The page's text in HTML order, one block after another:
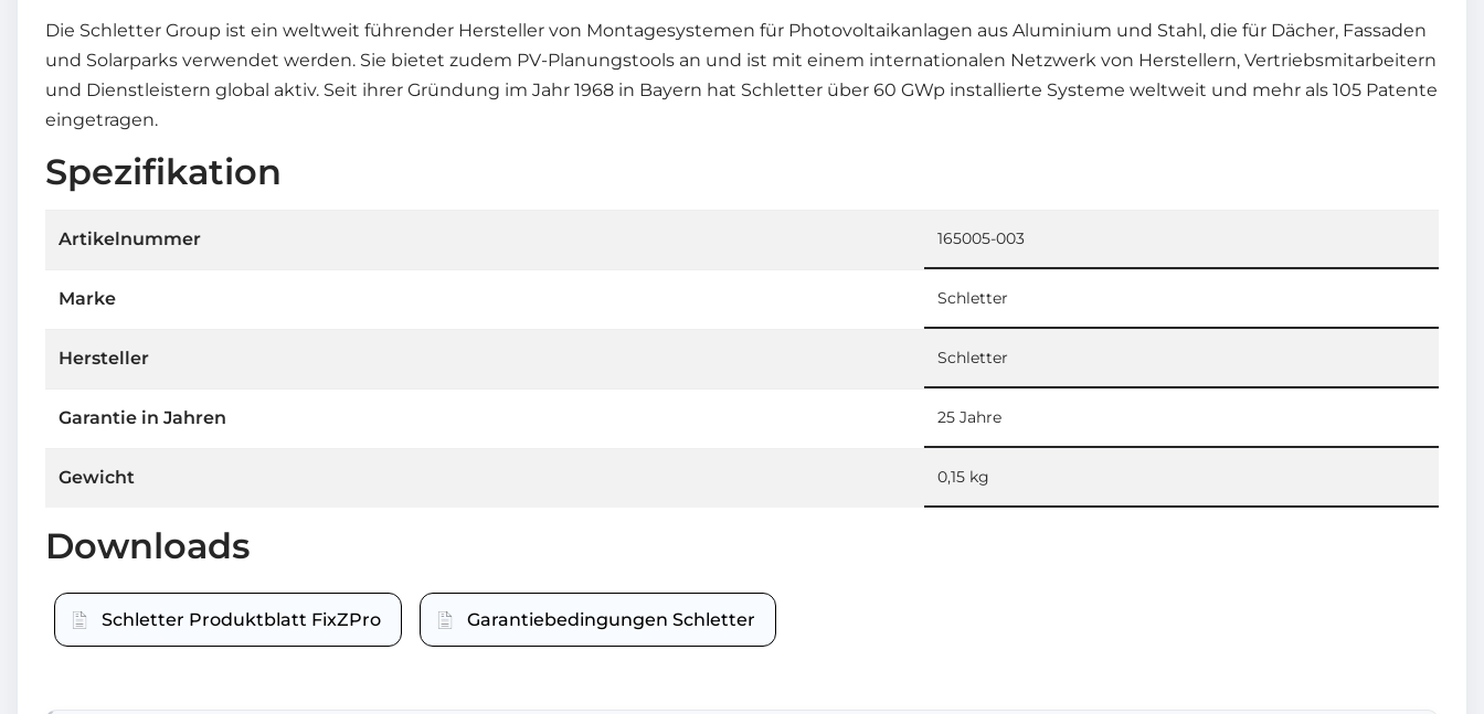
Die Schletter Group ist ein weltweit führender Hersteller von Montagesystemen für Photovoltaikanlagen aus Aluminium und Stahl, die für Dächer, Fassaden
und Solarparks verwendet werden. Sie bietet zudem PV-Planungstools an und ist mit einem internationalen Netzwerk von Herstellern, Vertriebsmitarbeitern
und Dienstleistern global aktiv. Seit ihrer Gründung im Jahr 1968 in Bayern hat Schletter über 60 GWp installierte Systeme weltweit und mehr als 105 Patente
eingetragen.
Spezifikation
Artikelnummer 165005-003
Marke Schletter
Hersteller Schletter
Garantie in Jahren 25 Jahre
Gewicht 0,15 kg
Downloads
Schletter Produktblatt FixZPro Garantiebedingungen Schletter